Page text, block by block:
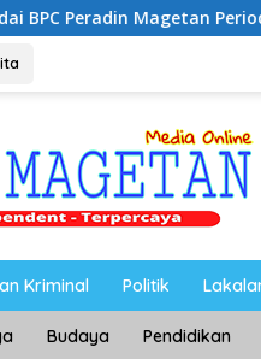
Periode 2026–2028,
Kriminal Politik
Budaya Pendidikan